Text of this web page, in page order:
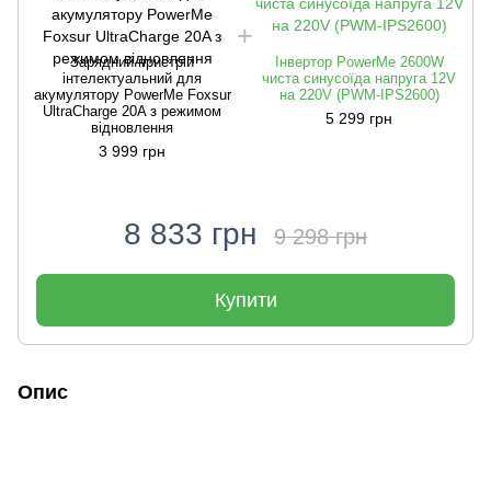
Зарядний пристрій
інтелектуальний для
акумулятору PowerMe Foxsur
UltraCharge 20A з режимом
відновлення
3 999 грн
Інвертор PowerMe 2600W
чиста синусоїда напруга 12V
на 220V (PWM-IPS2600)
5 299 грн
8 833 грн 9 298 грн
Купити
Опис